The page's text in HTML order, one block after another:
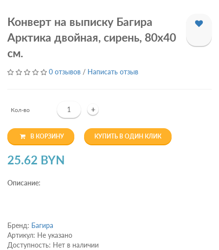
Конверт на выписку Багира
Арктика двойная, сирень, 80х40
см.
0 отзывов / Написать отзыв
Кол-во +
В КОРЗИНУ КУПИТЬ В ОДИН КЛИК
25.62 BYN
Описание:
Бренд: Багира
Артикул: Не указано
Доступность: Нет в наличии